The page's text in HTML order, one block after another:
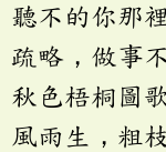
聽不的你那
疏略，做事
秋色梧桐圖
風雨生，粗